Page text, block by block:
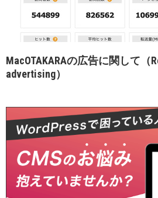
MacOTAKARAの広告に関して（
advertising）